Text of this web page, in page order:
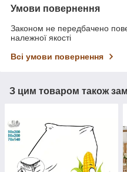
Умови повернення
Законом не передбачено
належної якості
Всі умови повернення
З цим товаром також